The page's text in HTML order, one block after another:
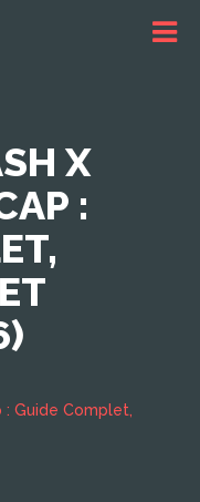
X
:
: Guide Complet,